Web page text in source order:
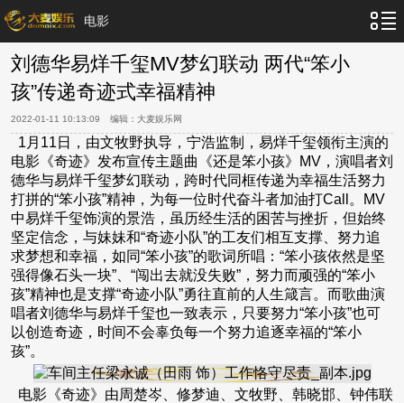
电影
刘德华易烊千玺MV梦幻联动 两代“笨小
孩”传递奇迹式幸福精神
2022-01-11 10:13:09 编辑： 大麦娱乐网
1月11日，由文牧野执导，宁浩监制，易烊千玺领衔主演的
电影《奇迹》发布宣传主题曲《还是笨小孩》MV，演唱者刘
德华与易烊千玺梦幻联动，跨时代同框传递为幸福生活努力
打拼的“笨小孩”精神，为每一位时代奋斗者加油打Call。MV
中易烊千玺饰演的景浩，虽历经生活的困苦与挫折，但始终
坚定信念，与妹妹和“奇迹小队”的工友们相互支撑、努力追
求梦想和幸福，如同“笨小孩”的歌词所唱：“笨小孩依然是坚
强得像石头一块”、“闯出去就没失败”，努力而顽强的“笨小
孩”精神也是支撑“奇迹小队”勇往直前的人生箴言。而歌曲演
唱者刘德华与易烊千玺也一致表示，只要努力“笨小孩”也可
以创造奇迹，时间不会辜负每一个努力追逐幸福的“笨小
孩”。
电影《奇迹》由周楚岑、修梦迪、文牧野、韩晓邯、钟伟联